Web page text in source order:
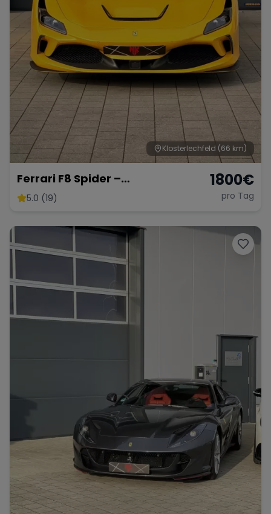
Klosterlechfeld (66 km)
Ferrari F8 Spider –
Atemberaubendes Cabrio
5.0 (19)
1800€
pro Tag